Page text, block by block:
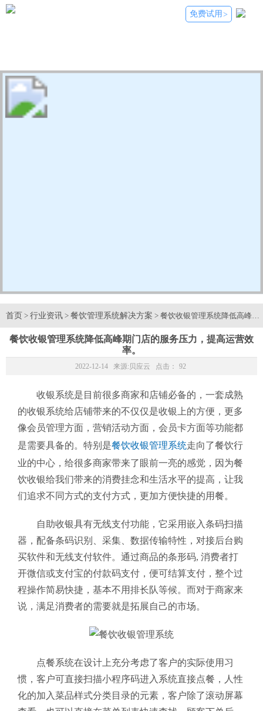
免费试用 >
首页 > 行业资讯 > 餐饮管理系统解决方案 > 餐饮收银管理系统降低高峰
餐饮收银管理系统降低高峰期门店的服务压力，提高运营效
率。
2022-12-14 来源: 贝应云 点击： 92
收银系统是目前很多商家和店铺必备的，一套成熟
的收银系统给店铺带来的不仅仅是收银上的方便，更多
像会员管理方面，营销活动方面，会员卡方面等功能都
是需要具备的。特别是餐饮收银管理系统走向了餐饮行
业的中心，给很多商家带来了眼前一亮的感觉，因为餐
饮收银给我们带来的消费挂念和生活水平的提高，让我
们追求不同方式的支付方式，更加方便快捷的用餐。
自助收银具有无线支付功能，它采用嵌入条码扫描
器，配备条码识别、采集、数据传输特性，对接后台购
买软件和无线支付软件。通过商品的条形码, 消费者打
开微信或支付宝的付款码支付，便可结算支付，整个过
程操作简易快捷，基本不用排长队等候。而对于商家来
说，满足消费者的需要就是拓展自己的市场。
点餐系统在设计上充分考虑了客户的实际使用习
惯，客户可直接扫描小程序码进入系统直接点餐，人性
化的加入菜品样式分类目录的元素，客户除了滚动屏幕